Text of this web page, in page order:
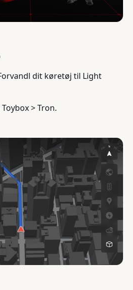
dit køretøj til Light
> Tron.